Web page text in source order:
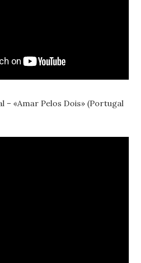
– «Amar Pelos Dois» (Portugal